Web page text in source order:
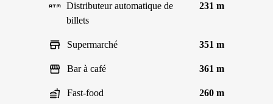
Distributeur automatique de
billets
231 m
Supermarché 351 m
Bar à café 361 m
Fast-food 260 m